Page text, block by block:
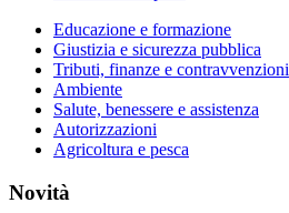
Educazione e formazione
Giustizia e sicurezza pubblica
Tributi, finanze e contravvenzioni
Ambiente
Salute, benessere e assistenza
Autorizzazioni
Agricoltura e pesca
Novità